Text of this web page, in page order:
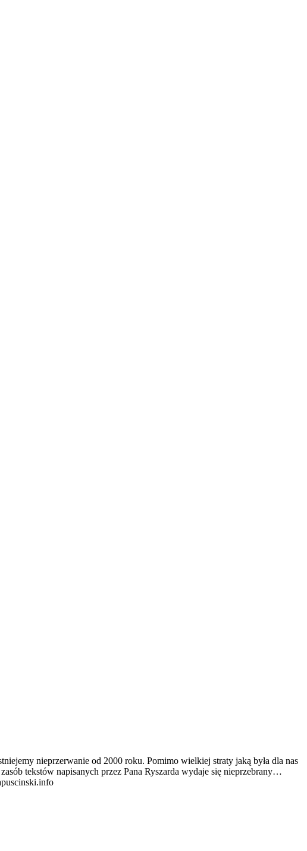
nieprzerwanie od 2000 roku. Pomimo wielkiej straty jaką była dla nas
tekstów napisanych przez Pana Ryszarda wydaje się nieprzebrany…